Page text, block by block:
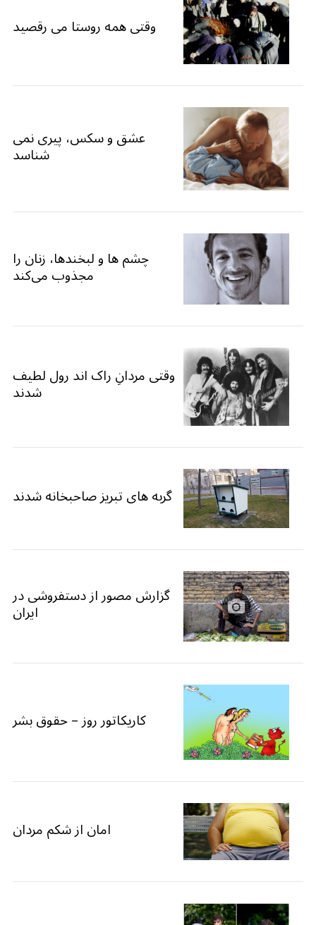
وقتی همه روستا می رقصید
عشق و سکس، پیری نمی
شناسد
چشم ها و لبخندها، زنان را
مجذوب می‌کند
وقتی مردانِ راک اند رول لطیف
شدند
گربه های تبریز صاحبخانه شدند
گزارش مصور از دستفروشی در
ایران
کاریکاتور روز – حقوق بشر
امان از شکم مردان